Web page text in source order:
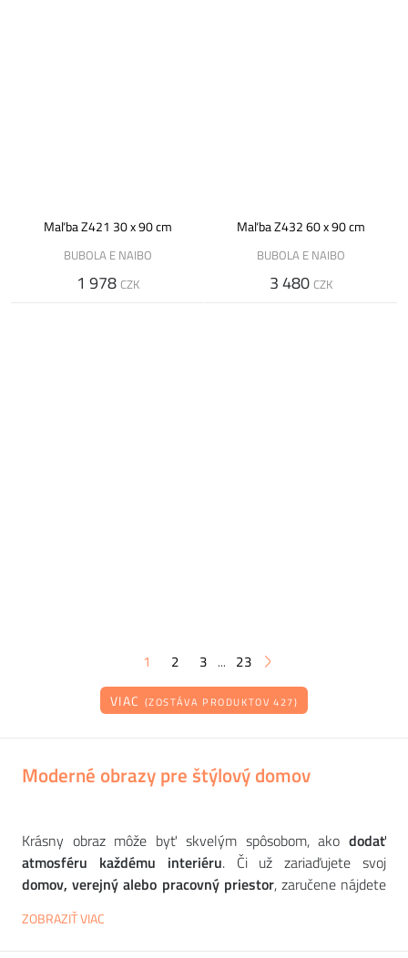
Maľba Z421 30 x 90 cm
BUBOLA E NAIBO
1 978 CZK
Maľba Z432 60 x 90 cm
BUBOLA E NAIBO
3 480 CZK
1 2 3 ... 23
VIAC (ZOSTÁVA PRODUKTOV 427)
Moderné obrazy pre štýlový domov
Krásny obraz môže byť skvelým spôsobom, ako dodať
atmosféru každému interiéru. Či už zariaďujete svoj
domov, verejný alebo pracovný priestor, zaručene nájdete
ručne maľované obrazy od
ZOBRAZIŤ VIAC